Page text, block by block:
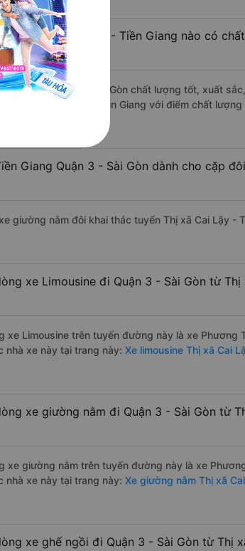
từ Thị xã Cai Lậy - Tiền Giang nào có
Giang Quận 3 - Sài Gòn chất lượng tốt, xuất
từ Thị xã Cai Lậy - Tiền Giang với điểm chất
Giang Quận 3 - Sài Gòn dành cho cặp
giường nằm đôi khai thác tuyến Thị xã Cai Lậy -
xe Limousine đi Quận 3 - Sài Gòn từ Thị
xe Limousine trên tuyến đường này là xe Phương
nhà xe này tại trang này: Xe limousine Thị xã Cai
xe giường nằm đi Quận 3 - Sài Gòn từ
xe giường nằm trên tuyến đường này là xe
nhà xe này tại trang này: Xe giường nằm Thị xã
xe ghế ngồi đi Quận 3 - Sài Gòn từ Thị